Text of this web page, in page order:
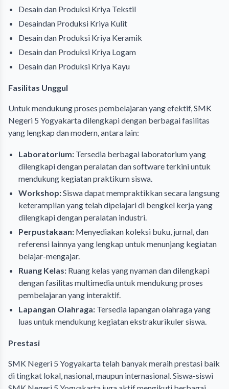
Desain dan Produksi Kriya Tekstil
Desaindan Produksi Kriya Kulit
Desain dan Produksi Kriya Keramik
Desain dan Produksi Kriya Logam
Desain dan Produksi Kriya Kayu
Fasilitas Unggul
Untuk mendukung proses pembelajaran yang efektif, SMK
Negeri 5 Yogyakarta dilengkapi dengan berbagai fasilitas
yang lengkap dan modern, antara lain:
Laboratorium: Tersedia berbagai laboratorium yang
dilengkapi dengan peralatan dan software terkini untuk
mendukung kegiatan praktikum siswa.
Workshop:Siswa dapat mempraktikkan secara langsung
keterampilan yang telah dipelajari di bengkel kerja yang
dilengkapi dengan peralatan industri.
Perpustakaan: Menyediakan koleksi buku, jurnal, dan
referensi lainnya yang lengkap untuk menunjang kegiatan
belajar-mengajar.
Ruang Kelas: Ruang kelas yang nyaman dan dilengkapi
dengan fasilitas multimedia untuk mendukung proses
pembelajaran yang interaktif.
Lapangan Olahraga: Tersedia lapangan olahraga yang
luas untuk mendukung kegiatan ekstrakurikuler siswa.
Prestasi
SMK Negeri 5 Yogyakarta telah banyak meraih prestasi baik
di tingkat lokal, nasional, maupun internasional. Siswa-siswi